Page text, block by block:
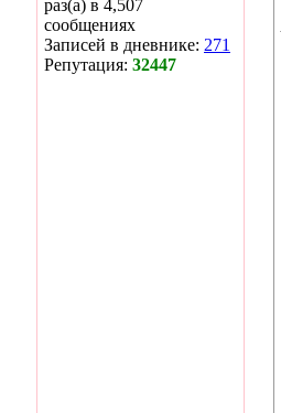
раз(а) в 4,507
сообщениях
Записей в дневнике: 271
Репутация: 32447